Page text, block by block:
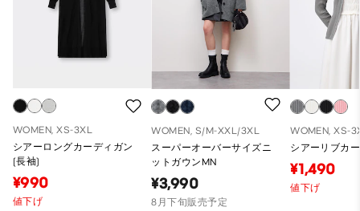
WOMEN, XS-3XL
シアーロングカーディガン
(長袖)
¥990
値下げ
WOMEN, S/M-XXL/3XL
スーパーオーバーサイズニ
ットガウンMN
¥3,990
8月下旬販売予定
WOMEN, XS-
シアーリブカ
¥1,490
値下げ